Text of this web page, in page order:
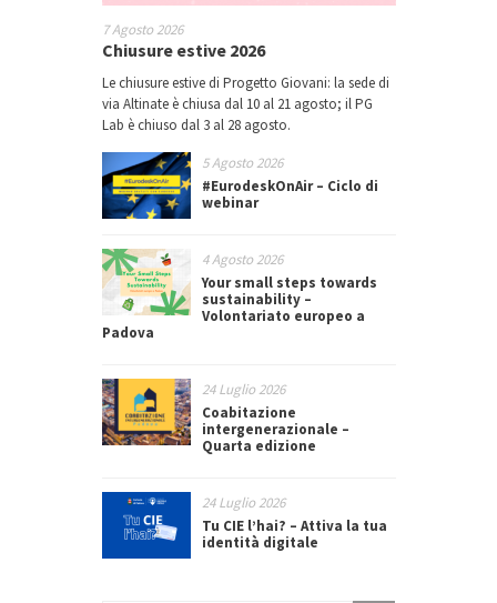
7 Agosto 2026
Chiusure estive 2026
Le chiusure estive di Progetto Giovani: la sede di
via Altinate è chiusa dal 10 al 21 agosto; il PG
Lab è chiuso dal 3 al 28 agosto.
5 Agosto 2026
#EurodeskOnAir – Ciclo di
webinar
4 Agosto 2026
Your small steps towards
sustainability –
Volontariato europeo a
Padova
24 Luglio 2026
Coabitazione
intergenerazionale –
Quarta edizione
24 Luglio 2026
Tu CIE l’hai? – Attiva la tua
identità digitale